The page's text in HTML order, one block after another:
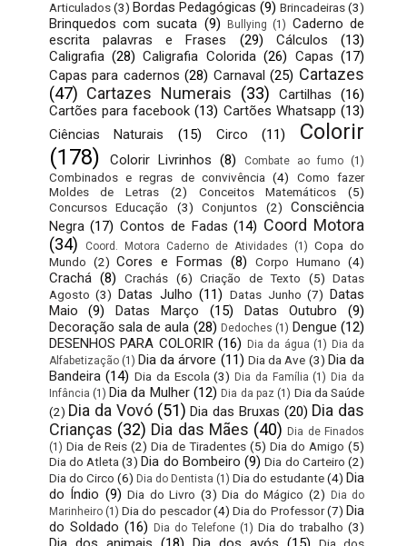
Articulados (3) Bordas Pedagógicas (9) Brincadeiras(3)
Brinquedos com sucata (9) Bullying (1) Caderno de
escrita palavras e Frases
(29) Cálculos
(13)
Caligrafia (28) Caligrafia Colorida (26) Capas (17)
Capas para cadernos (28) Carnaval (25) Cartazes
(47) Cartazes Numerais (33) Cartilhas
(16)
Cartões para facebook (13) Cartões Whatsapp (13)
Ciências Naturais
(15) Circo (11)
Colorir
(178)
Colorir Livrinhos (8) Combate ao fumo (1)
Combinados e regras de convivência (4)
Como fazer
Moldes de Letras
(2) Conceitos Matemáticos
(5)
Concursos Educação
(3) Conjuntos (2)
Consciência
Negra (17) Contos de Fadas (14) Coord Motora
(34)
Coord. Motora Caderno de Atividades (1) Copa do
Mundo (2) Cores e Formas (8) Corpo Humano (4)
Crachá (8) Crachás (6) Criação de Texto (5) Datas
Agosto (3) Datas Julho (11) Datas Junho (7) Datas
Maio
(9) Datas Março (15) Datas Outubro
(9)
Decoração sala de aula (28) Dedoches (1) Dengue (12)
DESENHOS PARA COLORIR (16) Dia da água (1) Dia da
Alfabetização (1) Dia da árvore (11) Dia da Ave (3) Dia da
Bandeira (14) Dia da Escola (3) Dia da Família (1) Dia da
Infância (1) Dia da Mulher (12) Dia da paz (1) Dia da Saúde
(2) Dia da Vovó (51) Dia das Bruxas (20) Dia das
Crianças (32) Dia das Mães (40) Dia de Finados
(1) Dia de Reis (2) Dia de Tiradentes (5) Dia do Amigo (5)
Dia do Atleta (3) Dia do Bombeiro (9) Dia do Carteiro (2)
Dia do Circo (6) Dia do Dentista (1) Dia do estudante(4) Dia
do Índio (9) Dia do Livro (3) Dia do Mágico (2)
Dia do
Marinheiro (1) Dia do pescador (4) Dia do Professor (7) Dia
do Soldado (16) Dia do Telefone (1) Dia do trabalho (3)